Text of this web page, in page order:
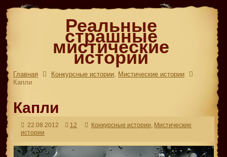
Реальные
страшные
мистические
истории
Главная Конкурсные истории, Мистические истории
Капли
Капли
22.08.2012 12 Конкурсные истории, Мистические
истории